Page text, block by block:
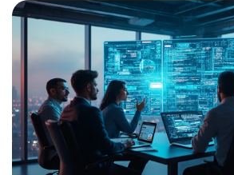
кода и архитектуры. Узнайте о
современных подходах к
эффективного кодирования.
аспектах помогает выбрать
инструменты и методы для